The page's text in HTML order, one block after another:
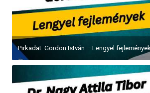
Pirkadat: Gordon István – Lengyel